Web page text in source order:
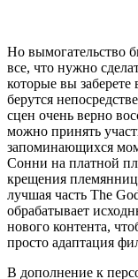
Но вымогательство
все, что нужно
которые вы
берутся
сцен очень верно
можно принять
запоминающихся
Сонни на платной
крещения
лучшая часть The
обрабатывает
нового контента,
просто адаптация
В дополнение к